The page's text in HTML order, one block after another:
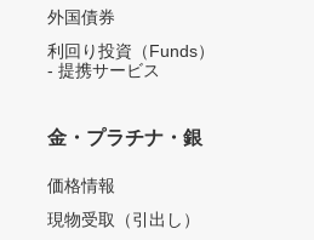
外国債券
利回り投資（Funds）
- 提携サービス
金・プラチナ・銀
価格情報
現物受取（引出し）